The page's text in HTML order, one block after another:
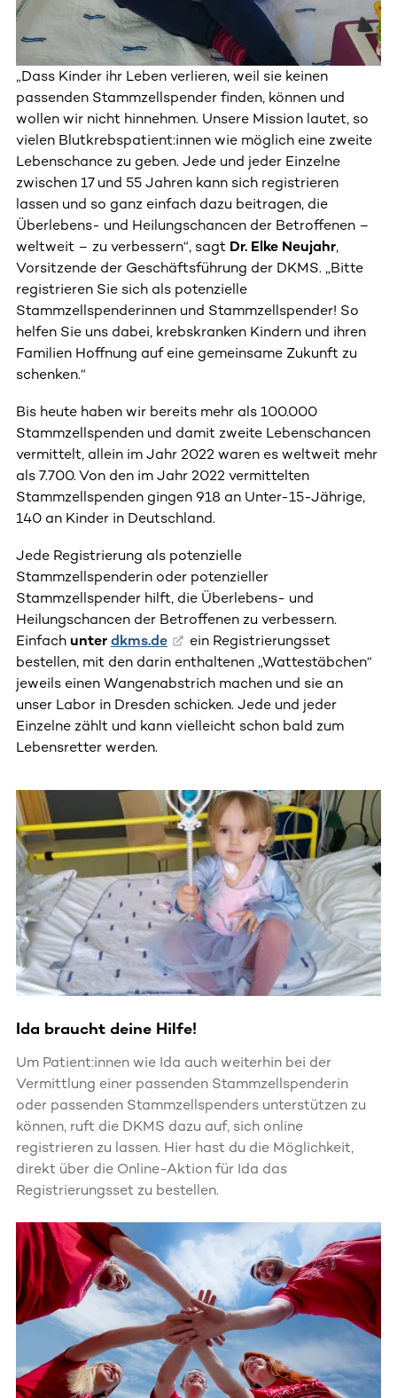
„Dass Kinder ihr Leben verlieren, weil sie keinen
passenden Stammzellspender finden, können und
wollen wir nicht hinnehmen. Unsere Mission lautet, so
vielen Blutkrebspatient:innen wie möglich eine zweite
Lebenschance zu geben. Jede und jeder Einzelne
zwischen 17 und 55 Jahren kann sich registrieren
lassen und so ganz einfach dazu beitragen, die
Überlebens- und Heilungschancen der Betroffenen –
weltweit – zu verbessern“, sagt Dr. Elke Neujahr,
Vorsitzende der Geschäftsführung der DKMS. „Bitte
registrieren Sie sich als potenzielle
Stammzellspenderinnen und Stammzellspender! So
helfen Sie uns dabei, krebskranken Kindern und ihren
Familien Hoffnung auf eine gemeinsame Zukunft zu
schenken.“
Bis heute haben wir bereits mehr als 100.000
Stammzellspenden und damit zweite Lebenschancen
vermittelt, allein im Jahr 2022 waren es weltweit mehr
als 7.700. Von den im Jahr 2022 vermittelten
Stammzellspenden gingen 918 an Unter-15-Jährige,
140 an Kinder in Deutschland.
Jede Registrierung als potenzielle
Stammzellspenderin oder potenzieller
Stammzellspender hilft, die Überlebens- und
Heilungschancen der Betroffenen zu verbessern.
Einfach unter dkms.de
ein Registrierungsset
bestellen, mit den darin enthaltenen „Wattestäbchen“
jeweils einen Wangenabstrich machen und sie an
unser Labor in Dresden schicken. Jede und jeder
Einzelne zählt und kann vielleicht schon bald zum
Lebensretter werden.
Ida braucht deine Hilfe!
Um Patient:innen wie Ida auch weiterhin bei der
Vermittlung einer passenden Stammzellspenderin
oder passenden Stammzellspenders unterstützen zu
können, ruft die DKMS dazu auf, sich online
registrieren zu lassen. Hier hast du die Möglichkeit,
direkt über die Online-Aktion für Ida das
Registrierungsset zu bestellen.